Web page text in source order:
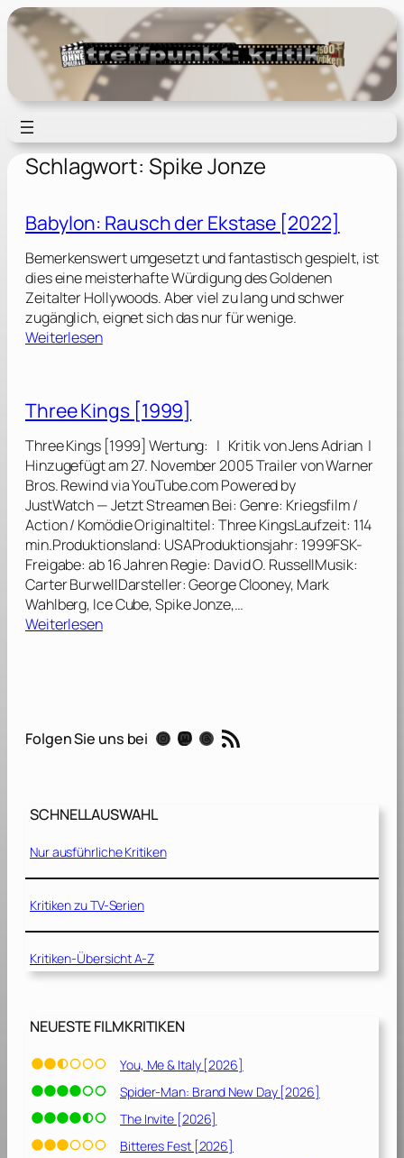
Zum
Inhalt
springen
Schlagwort: Spike Jonze
Babylon: Rausch der Ekstase [2022]
Bemerkenswert umgesetzt und fantastisch gespielt, ist
dies eine meisterhafte Würdigung des Goldenen
Zeitalter Hollywoods. Aber viel zu lang und schwer
zugänglich, eignet sich das nur für wenige.
Weiterlesen:
y
o
n
:
R
a
u
s
c
h
d
s
e
2
2
]
Three Kings [1999]
Three Kings [1999] Wertung: | Kritik von Jens Adrian |
Hinzugefügt am 27. November 2005 Trailer von Warner
Bros. Rewind via YouTube.com Powered by
JustWatch — Jetzt Streamen Bei: Genre: Kriegsfilm /
Action / Komödie Originaltitel: Three KingsLaufzeit: 114
min.Produktionsland: USAProduktionsjahr: 1999FSK-
Freigabe: ab 16 Jahren Regie: David O. RussellMusik:
Carter BurwellDarsteller: George Clooney, Mark
Wahlberg, Ice Cube, Spike Jonze,…
Weiterlesen:
K
s
1
9
9
Folgen Sie uns bei Instagram Mastodon Threads RSS-Feed
SCHNELLAUSWAHL
Nur ausführliche Kritiken
Kritiken zu TV-Serien
Kritiken-Übersicht A-Z
NEUESTE FILMKRITIKEN
You, Me & Italy [2026]
Spider-Man: Brand New Day [2026]
The Invite [2026]
Bitteres Fest [2026]